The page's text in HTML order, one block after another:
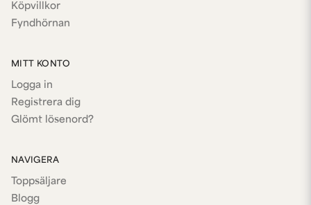
Köpvillkor
Fyndhörnan
MITT KONTO
Logga in
Registrera dig
Glömt lösenord?
NAVIGERA
Toppsäljare
Blogg